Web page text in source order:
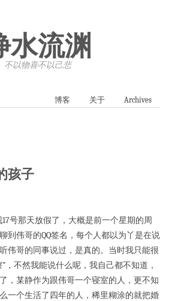
水流渊
不以物喜·不以己悲
博客 关于 Archives
孩子
号那天放假了，大概是前一个星期的周
到伟哥的QQ签名，每个人都以为丫是在说
伟哥的同事说过，是真的。当时我只能很
，不然我能说什么呢，我自己都不知道，
，某静作为跟伟哥一个寝室的人，更不知
一个生活了四年的人，稀里糊涂的就把婚